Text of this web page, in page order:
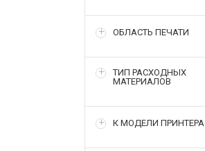
ОБЛАСТЬ ПЕЧАТИ
ТИП РАСХОДНЫХ
МАТЕРИАЛОВ
К МОДЕЛИ ПРИНТЕРА